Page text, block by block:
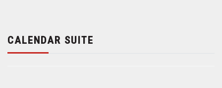
CALENDAR SUITE